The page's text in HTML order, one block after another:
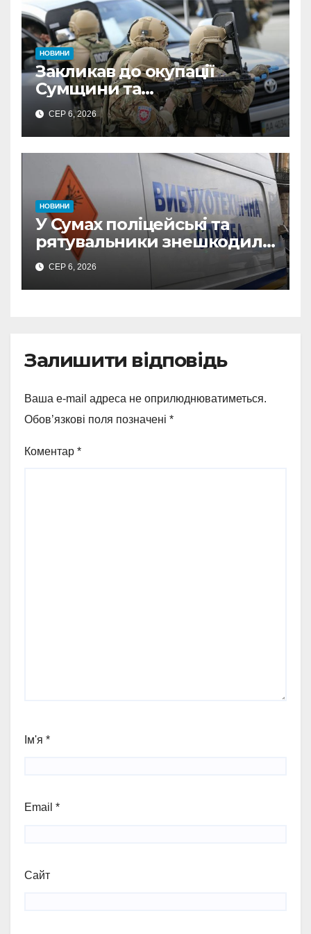
НОВИНИ
Закликав до окупації
Сумщини та
виправдовував обстріли:
СБУ викрила
прокремлівського агітатора
з Охтирки
СЕР 6, 2026
НОВИНИ
У Сумах поліцейські та
рятувальники знешкодили
500-кілограмову авіабомбу
росіян
СЕР 6, 2026
Залишити відповідь
Ваша e-mail адреса не оприлюднюватиметься.
Обов’язкові поля позначені *
Коментар *
Ім'я *
Email *
Сайт